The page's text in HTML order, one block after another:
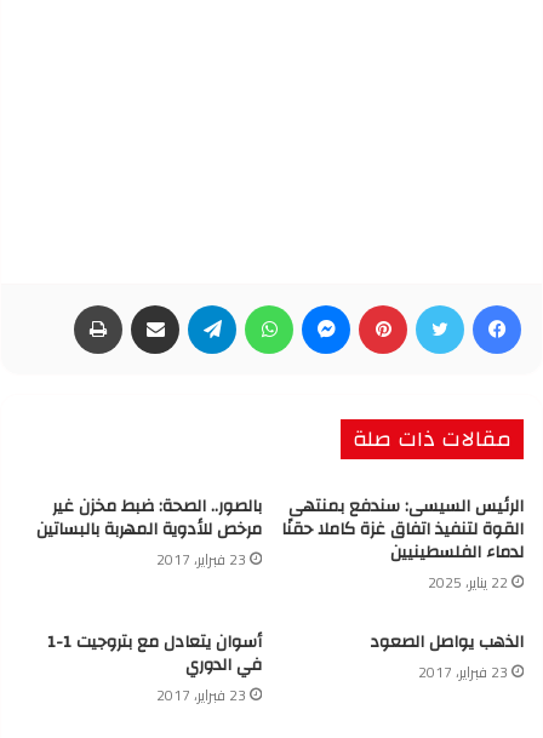
فيسبوك تويتر بينتيريست ماسنجر واتساب تيلقرام مشاركة عبر البريد
مقالات ذات صلة
الرئيس السيسى: سندفع بمنتهى
القوة لتنفيذ اتفاق غزة كاملا حقنًا
لدماء الفلسطينيين
22 يناير، 2025
بالصور.. الصحة: ضبط مخزن غير
مرخص للأدوية المهربة بالبساتين
23 فبراير، 2017
الذهب يواصل الصعود
23 فبراير، 2017
أسوان يتعادل مع بتروجيت 1-1
في الدوري
23 فبراير، 2017